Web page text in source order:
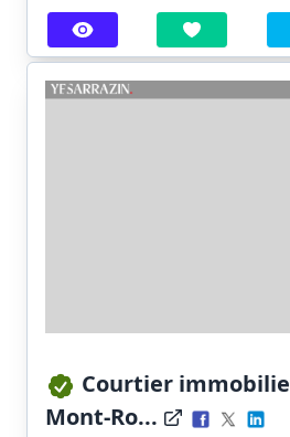
Courtier
Mont-Ro...